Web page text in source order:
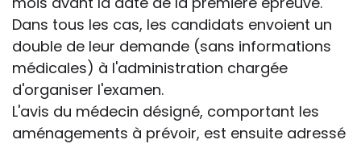
Dans tous les cas, les candidats envoient un
double de leur demande (sans informations
médicales) à l'administration chargée
d'organiser l'examen.
L'avis du médecin désigné, comportant les
aménagements à prévoir, est ensuite adressé